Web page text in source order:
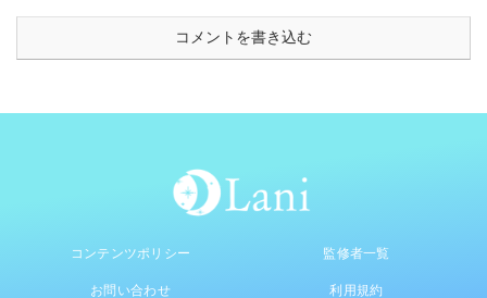
コメントを書き込む
コンテンツポリシー 監修者一覧
お問い合わせ 利用規約